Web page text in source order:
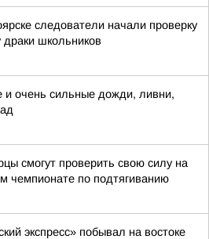
следователи начали проверку
драки школьников
очень сильные дожди, ливни,
смогут проверить свою силу на
чемпионате по подтягиванию
экспресс» побывал на востоке